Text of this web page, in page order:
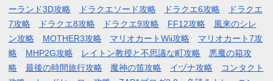
ーランド3D攻略
ドラクエソード攻略 ドラクエ6攻略
ドラクエ
7攻略
ドラクエ8攻略 ドラクエ9攻略 FF12攻略
風来のシレ
ン攻略
MOTHER3攻略 マリオカートWii攻略
マリオカート7攻
略
MHP2G攻略 レイトン教授と不思議な町攻略
悪魔の箱攻
略
最後の時間旅行攻略 魔神の笛攻略 イヅナ攻略
コンタクト